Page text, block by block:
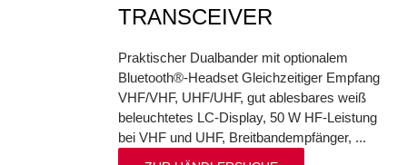
TRANSCEIVER
Praktischer Dualbander mit optionalem
Bluetooth®-Headset Gleichzeitiger Empfang
VHF/VHF, UHF/UHF, gut ablesbares weiß
beleuchtetes LC-Display, 50 W HF-Leistung
bei VHF und UHF, Breitbandempfänger, ...